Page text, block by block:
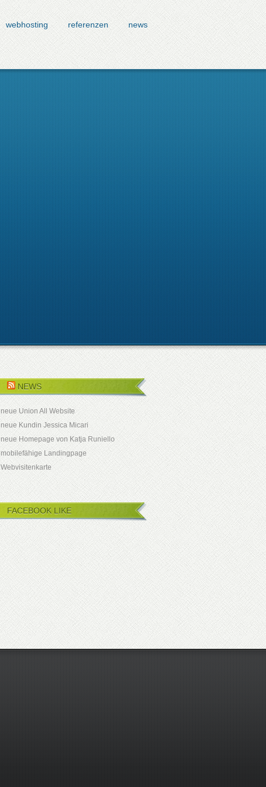
webhosting referenzen news
NEWS
neue Union All Website
neue Kundin Jessica Micari
neue Homepage von Katja Runiello
mobilefähige Landingpage
Webvisitenkarte
FACEBOOK LIKE